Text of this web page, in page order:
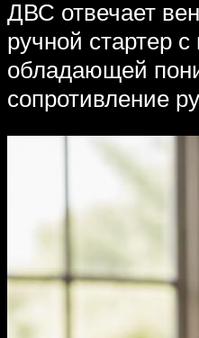
ДВС отвечает
ручной стартер
обладающей
сопротивление